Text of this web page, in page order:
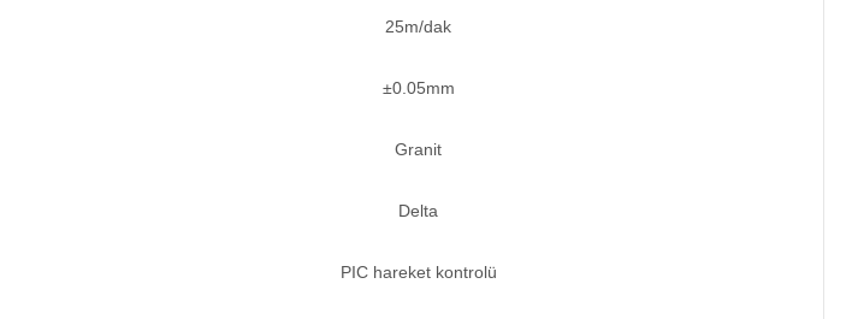
25m/dak
±0.05mm
Granit
Delta
PIC hareket kontrolü